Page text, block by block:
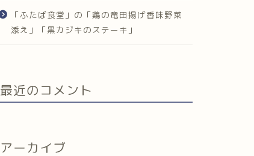
「ふたば食堂」の「鶏の竜田揚げ香味野菜
添え」「黒カジキのステーキ」
最近のコメント
アーカイブ